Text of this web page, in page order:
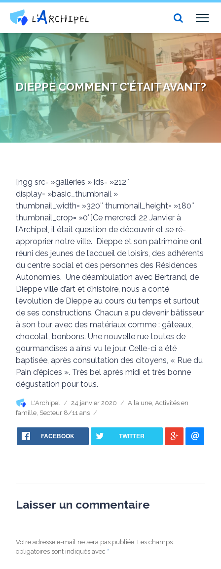
Centre social et culturel l'Archipel
DIEPPE COMMENT C’ÉTAIT AVANT?
[ngg src= »galleries » ids= »212″
display= »basic_thumbnail »
thumbnail_width= »320″ thumbnail_height= »180″
thumbnail_crop= »0″]Ce mercredi 22 Janvier à
l’Archipel, il était question de découvrir et se ré-
approprier notre ville. Dieppe et son patrimoine ont
réuni des jeunes de l’accueil de loisirs, des adhérents
du centre social et des personnes des Résidences
Autonomies. Une déambulation avec Bertrand, de
Dieppe ville d’art et d’histoire, nous a conté
l’évolution de Dieppe au cours du temps et surtout
de ses constructions. Chacun a pu devenir bâtisseur
à son tour, avec des matériaux comme : gâteaux,
chocolat, bonbons. Une nouvelle rue toutes de
gourmandises a ainsi vu le jour. Celle-ci a été
baptisée, après consultation des citoyens, « Rue du
Pain d’épices ». Très bel après midi et très bonne
dégustation pour tous.
Auteur
L'Archipel
Publié
le
24 janvier 2020 Catégories
A la une, Activités en
famille, Secteur 8/11 ans
FACEBOOK TWITTER
Laisser un commentaire
Votre adresse e-mail ne sera pas publiée. Les champs
obligatoires sont indiqués avec *